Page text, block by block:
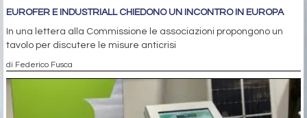
EUROFER E INDUSTRIALL CHIEDONO UN INCONTRO IN EUROPA
In una lettera alla Commissione le associazioni propongono un
tavolo per discutere le misure anticrisi
di Federico Fusca